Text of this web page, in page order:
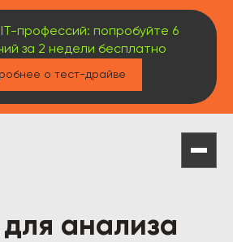
IT-профессий: попробуйте 6
за 2 недели бесплатно
о тест-драйве
анализа